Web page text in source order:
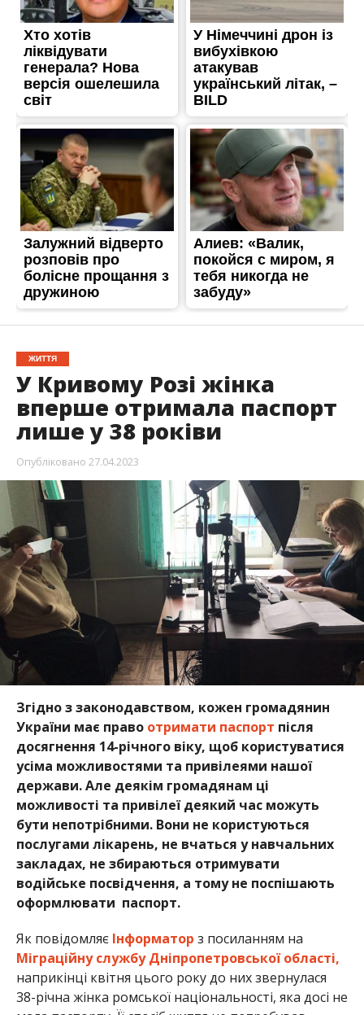
ЖИТТЯ
У Кривому Розі жінка
вперше отримала паспорт
лише у 38 роківи
Опубліковано 27.04.2023
Згідно з законодавством, кожен громадянин
України має право отримати паспорт після
досягнення 14-річного віку, щоб користуватися
усіма можливостями та привілеями нашої
держави. Але деякім громадянам ці
можливості та привілеї деякий час можуть
бути непотрібними. Вони не користуються
послугами лікарень, не вчаться у навчальних
закладах, не збираються отримувати
водійське посвідчення, а тому не поспішають
оформлювати паспорт.
Як повідомляє Інформатор з посиланням на
Міграційну службу Дніпропетровської області,
наприкінці квітня цього року до них звернулася
38-річна жінка ромської національності, яка досі не